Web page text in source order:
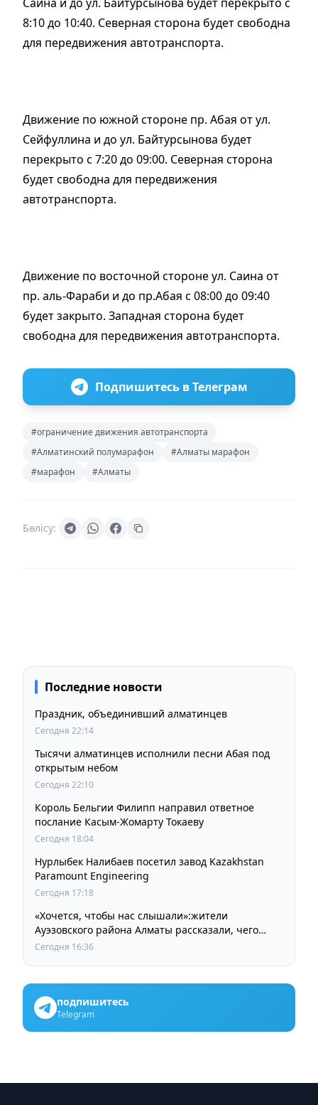
8:10 до 10:40. Северная сторона будет свободна
для передвижения автотранспорта.
Движение по южной стороне пр. Абая от ул.
Сейфуллина и до ул. Байтурсынова будет
перекрыто с 7:20 до 09:00. Северная сторона
будет свободна для передвижения
автотранспорта.
Движение по восточной стороне ул. Саина от
пр. аль-Фараби и до пр.Абая с 08:00 до 09:40
будет закрыто. Западная сторона будет
свободна для передвижения автотранспорта.
Подпишитесь в Телеграм
#ограничение движения автотранспорта
#Алматинский полумарафон
#Алматы марафон
#марафон
#Алматы
Бөлісу:
Последние новости
Праздник, объединивший алматинцев
Сегодня 22:14
Тысячи алматинцев исполнили песни Абая под
открытым небом
Сегодня 22:10
Король Бельгии Филипп направил ответное
послание Касым-Жомарту Токаеву
Сегодня 18:04
Нурлыбек Налибаев посетил завод Kazakhstan
Paramount Engineering
Сегодня 17:18
«Хочется, чтобы нас слышали»:жители
Ауэзовского района Алматы рассказали, чего
ждут от выборов депутатов Курултая
Сегодня 16:36
подпишитесь
Telegram